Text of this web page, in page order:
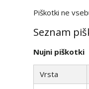
Piškotki ne
Seznam
Nujni piškotki
Vrsta